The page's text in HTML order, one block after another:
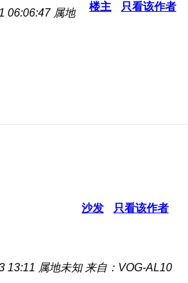
楼主
只看该作者
06:06:47 属地
沙发 只看该作者
13:11 属地未知 来自：VOG-AL10